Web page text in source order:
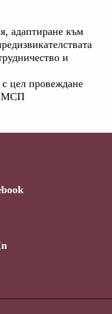
адаптиране към
и
с цел провеждане
МСП